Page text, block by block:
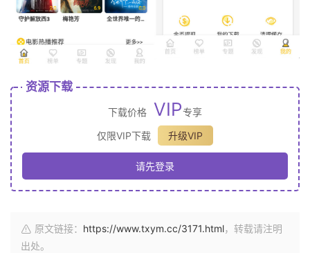
资源下载
下载价格 VIP专享
仅限VIP下载
升级VIP
请先登录
原文链接： https://www.txym.cc/3171.html，转载请注明
出处。